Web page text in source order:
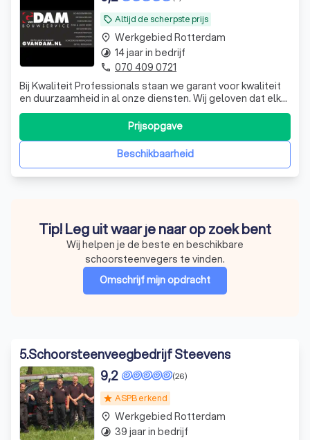
local_offer Altijd de scherpste prijs
Bij Kwaliteit Professionals staan we garant voor kwaliteit
en duurzaamheid in al onze diensten. Wij geloven dat elk
project uniek is en daarom werken we nauw samen met
onze klanten om oplossingen te bieden die perfect
aansluiten bij hun wensen en behoeften. Onze expertise
stelt ons in staat om nietBeschikbaarheid
Prijsopgave
place Werkgebied Rotterdam
timelapse 14 jaar in bedrijf
phone 070 409 0721
Tip! Leg uit waar je naar op zoek bent
Wij helpen je de beste en beschikbare
schoorsteenvegers te vinden.
Omschrijf mijn opdracht
5.Schoorsteenveegbedrijf Steevens
star ASPB erkend
(26)
9,2
place Werkgebied Rotterdam
timelapse 39 jaar in bedrijf